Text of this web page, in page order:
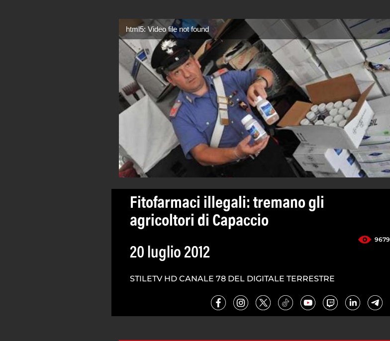
html5: Video file not found
Fitofarmaci illegali: tremano gli
agricoltori di Capaccio
9679
20 luglio 2012
STILETV HD CANALE 78 DEL DIGITALE TERRESTRE